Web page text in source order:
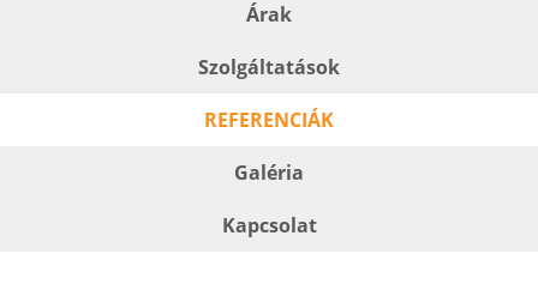
Árak
Szolgáltatások
REFERENCIÁK
Galéria
Kapcsolat